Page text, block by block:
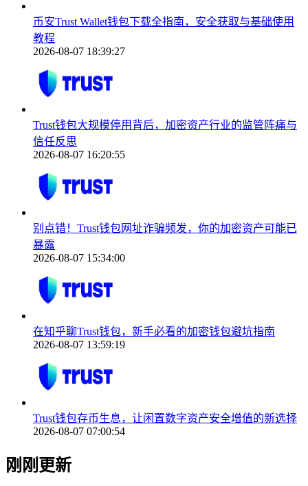
币安Trust Wallet钱包下载全指南，安全获取与基础使用
教程
2026-08-07 18:39:27
Trust钱包大规模停用背后，加密资产行业的监管阵痛与
信任反思
2026-08-07 16:20:55
别点错！Trust钱包网址诈骗频发，你的加密资产可能已
暴露
2026-08-07 15:34:00
在知乎聊Trust钱包，新手必看的加密钱包避坑指南
2026-08-07 13:59:19
Trust钱包存币生息，让闲置数字资产安全增值的新选择
2026-08-07 07:00:54
刚刚更新